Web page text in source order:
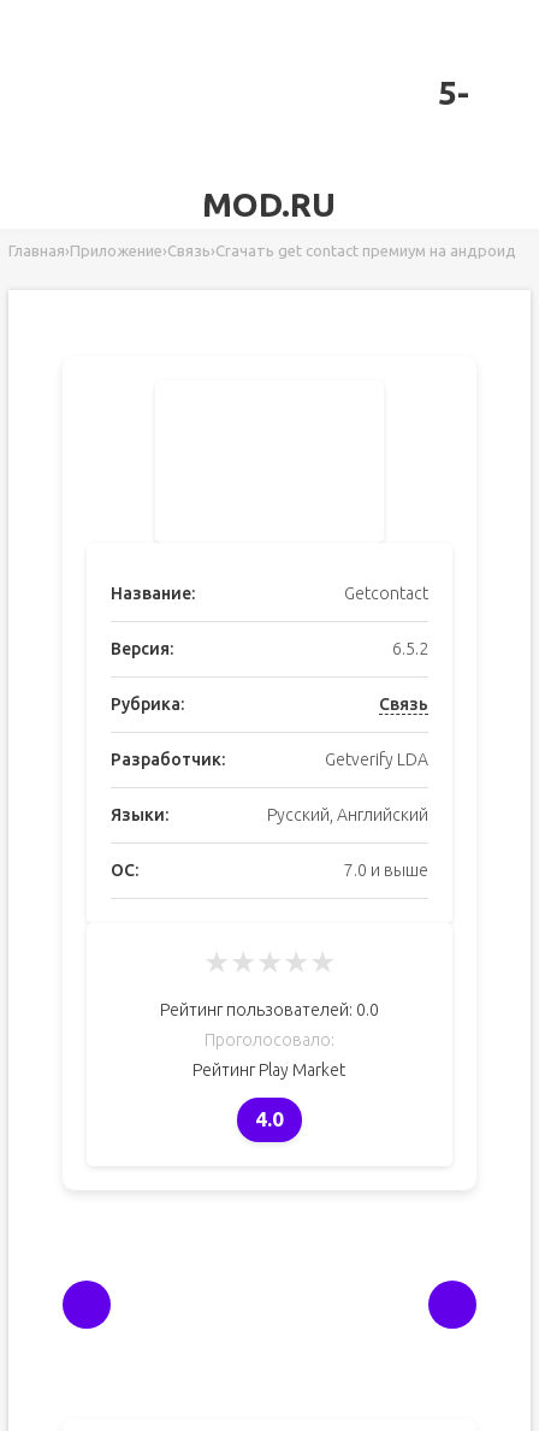
5-
MOD.RU
Главная›Приложение›Связь›Crачать get contact премиум на андроид
Название: Getcontact
Версия: 6.5.2
Рубрика: Связь
Разработчик: Getverify LDA
Языки: Русский, Английский
ОС: 7.0 и выше
★★★★★
Рейтинг пользователей: 0.0
Проголосовало:
Рейтинг Play Market
4.0